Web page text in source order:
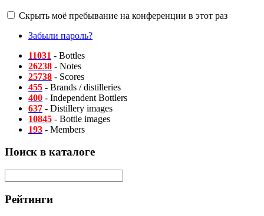
Скрыть моё пребывание на конференции в этот раз
Забыли пароль?
11031 - Bottles
26238 - Notes
25738 - Scores
455 - Brands / distilleries
400 - Independent Bottlers
637 - Distillery images
10845 - Bottle images
193 - Members
Поиск в каталоге
Рейтинги